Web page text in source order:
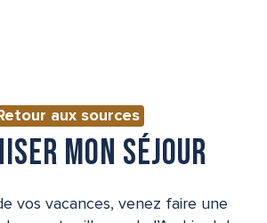
aux sources
MON SÉJOUR
vos vacances, venez faire une